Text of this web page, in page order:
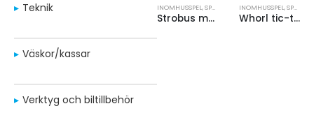
Teknik
Väskor/kassar
Verktyg och biltillbehör
INOMHUSSPEL,SPORT OCH LEKSAKER
Strobus magnetiskt tic-tac-toe-spel
INOMHUSSPEL,SPORT OCH LEKSAKER
Whorl tic-tac-toe-spel av trä